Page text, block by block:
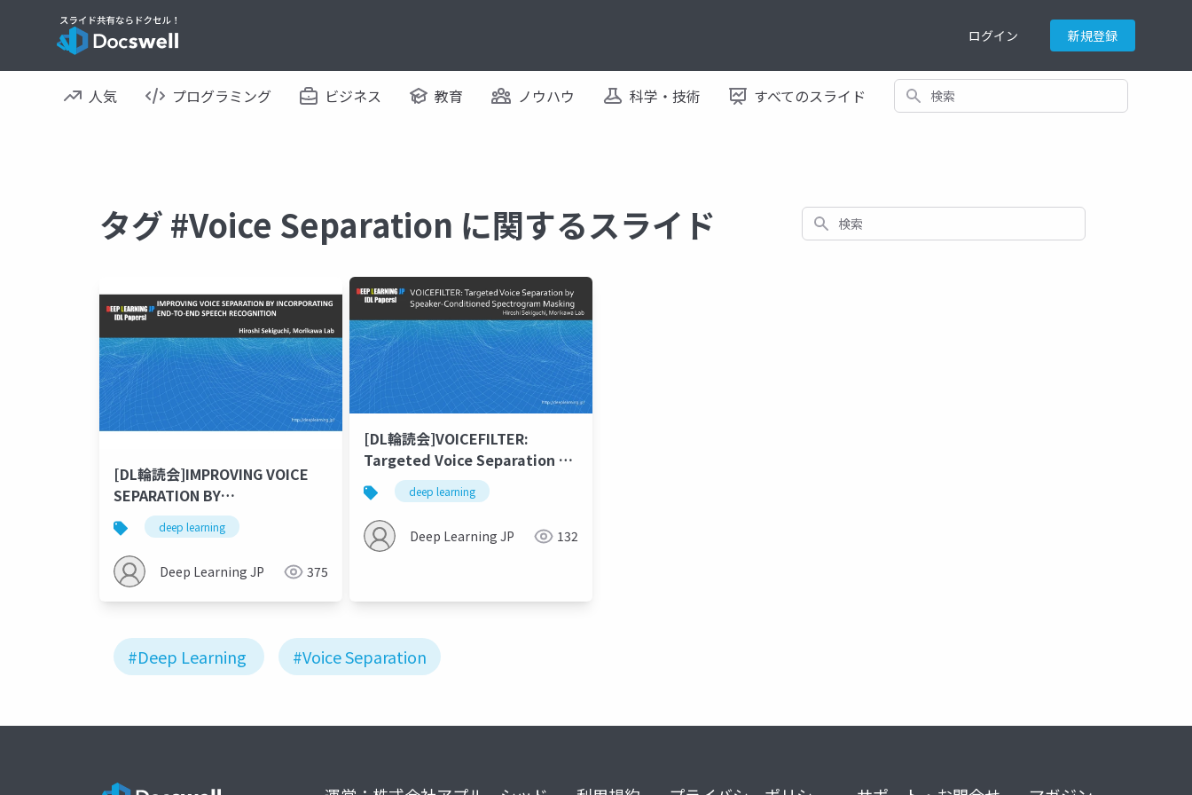
ログイン 新規登録
人気 プログラミング ビジネス 教育 ノウハウ 科学・技術 すべてのスライド 検索
タグ #Voice Separation に関するスライド 検索
[DL輪読会]IMPROVING VOICE
SEPARATION BY
INCORPORATING END-TO-END
SPEECH RECOGNITION
deep learning
Deep Learning JP 375
[DL輪読会]VOICEFILTER:
Targeted Voice Separation by
Speaker-Conditioned
Spectrogram Masking
deep learning
Deep Learning JP 132
#Deep Learning #Voice Separation